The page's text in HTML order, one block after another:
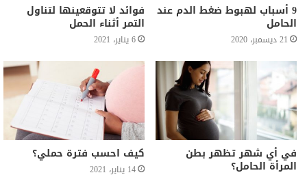
9 أسباب لهبوط ضغط الدم عند
الحامل
21 ديسمبر، 2020
فوائد لا تتوقعينها لتناول
التمر أثناء الحمل
6 يناير، 2021
في أي شهر تظهر بطن
المرأة الحامل؟
كيف احسب فترة حملي؟
14 يناير، 2021